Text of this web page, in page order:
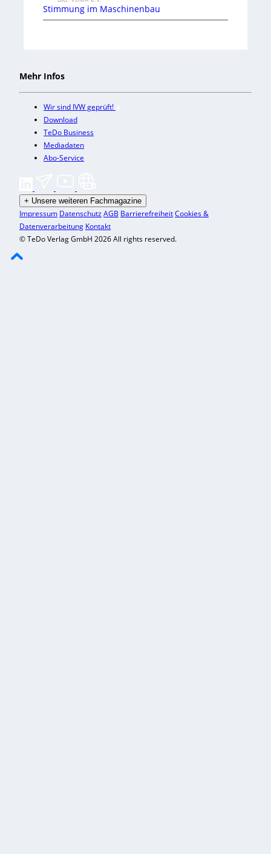
Stimmung im Maschinenbau
Mehr Infos
Wir sind IVW geprüft!
Download
TeDo Business
Mediadaten
Abo-Service
+ Unsere weiteren Fachmagazine
Impressum DatenschutzAGB BarrierefreiheitCookies &
Datenverarbeitung Kontakt
© TeDo Verlag GmbH 2026 All rights reserved.